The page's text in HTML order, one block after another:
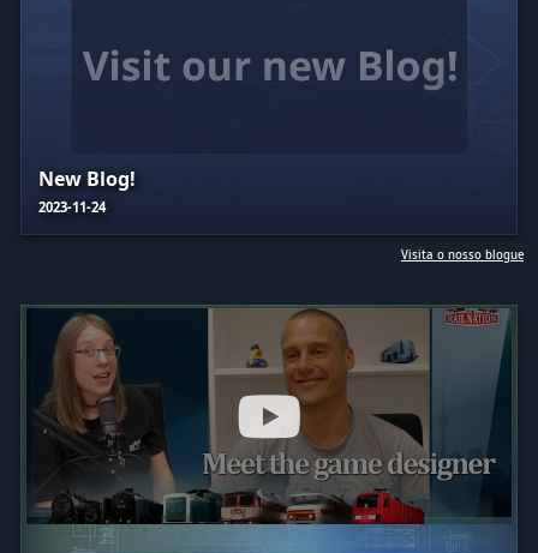
New Blog!
2023-11-24
Visita o nosso blogue